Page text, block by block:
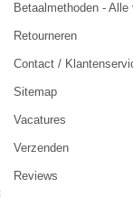
Betaalmethoden -
Retourneren
Contact /
Sitemap
Vacatures
Verzenden
Reviews